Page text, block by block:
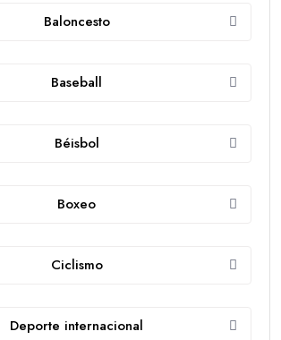
Baloncesto
Baseball
Béisbol
Boxeo
Ciclismo
Deporte internacional